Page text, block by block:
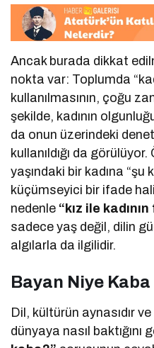
Ancak burada dikkat
nokta var: Toplumda
kullanılmasının, çoğu
şekilde, kadının
da onun üzerindeki
kullanıldığı da
yaşındaki bir kadına “şu
küçümseyici bir ifade
nedenle “kız ile
sadece yaş değil, dilin
algılarla da ilgilidir.
Bayan Niye
Dil, kültürün aynasıdır
dünyaya nasıl baktığını